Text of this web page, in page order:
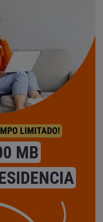
LIMITADO!
MB